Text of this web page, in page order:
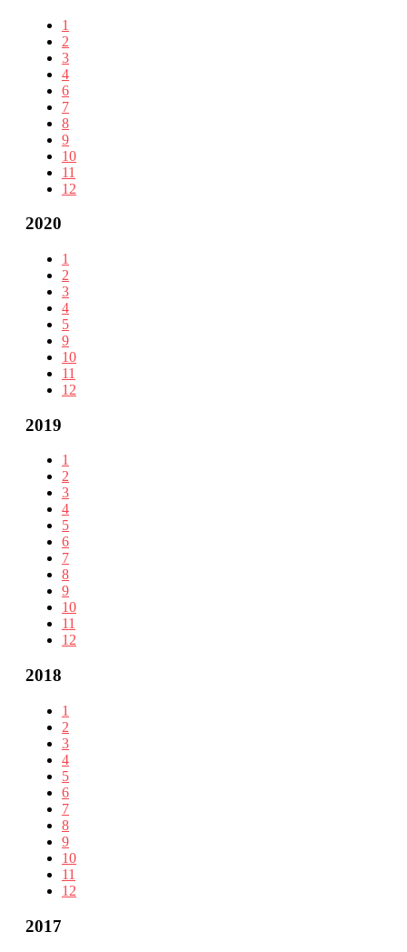
1
2
3
4
6
7
8
9
10
11
12
2020
1
2
3
4
5
9
10
11
12
2019
1
2
3
4
5
6
7
8
9
10
11
12
2018
1
2
3
4
5
6
7
8
9
10
11
12
2017